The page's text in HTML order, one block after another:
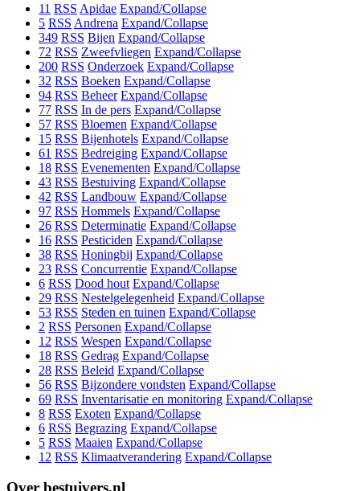
11 RSS Apidae Expand/Collapse
5 RSS Andrena Expand/Collapse
349 RSS Bijen Expand/Collapse
72 RSS Zweefvliegen Expand/Collapse
200 RSS Onderzoek Expand/Collapse
32 RSS Boeken Expand/Collapse
94 RSS Beheer Expand/Collapse
77 RSS In de pers Expand/Collapse
57 RSS Bloemen Expand/Collapse
15 RSS Bijenhotels Expand/Collapse
61 RSS Bedreiging Expand/Collapse
18 RSS Evenementen Expand/Collapse
43 RSS Bestuiving Expand/Collapse
42 RSS Landbouw Expand/Collapse
97 RSS Hommels Expand/Collapse
26 RSS Determinatie Expand/Collapse
16 RSS Pesticiden Expand/Collapse
38 RSS Honingbij Expand/Collapse
23 RSS Concurrentie Expand/Collapse
6 RSS Dood hout Expand/Collapse
29 RSS Nestelgelegenheid Expand/Collapse
53 RSS Steden en tuinen Expand/Collapse
2 RSS Personen Expand/Collapse
12 RSS Wespen Expand/Collapse
18 RSS Gedrag Expand/Collapse
28 RSS Beleid Expand/Collapse
56 RSS Bijzondere vondsten Expand/Collapse
69 RSS Inventarisatie en monitoring Expand/Collapse
8 RSS Exoten Expand/Collapse
6 RSS Begrazing Expand/Collapse
5 RSS Maaien Expand/Collapse
12 RSS Klimaatverandering Expand/Collapse